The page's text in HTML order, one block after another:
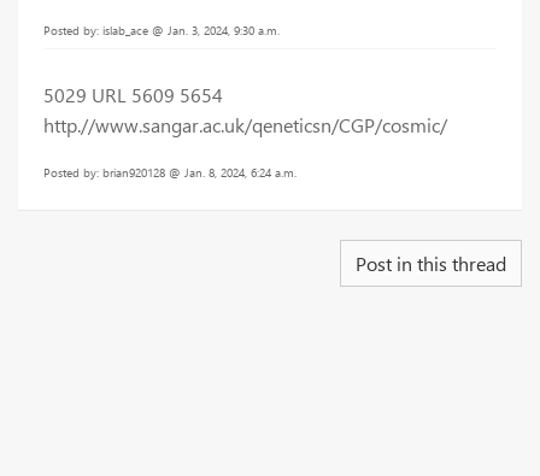
Posted by: islab_ace @ Jan. 3, 2024, 9:30 a.m.
5029 URL 5609 5654
http.//www.sangar.ac.uk/qeneticsn/CGP/cosmic/
Posted by: brian920128 @ Jan. 8, 2024, 6:24 a.m.
Post in this thread